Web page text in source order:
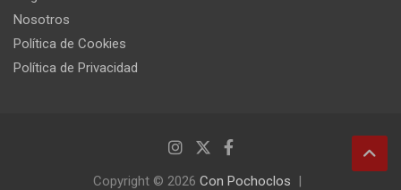
Nosotros
Política de Cookies
Política de Privacidad
Copyright © 2026 Con Pochoclos